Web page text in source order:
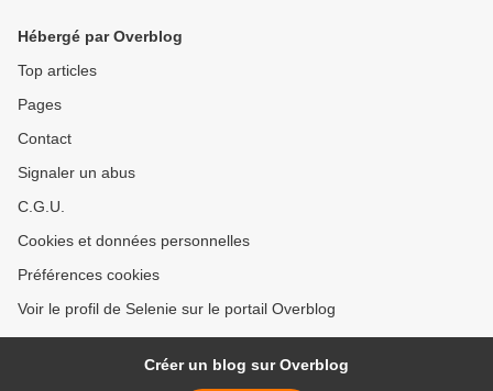
Hébergé par Overblog
Top articles
Pages
Contact
Signaler un abus
C.G.U.
Cookies et données personnelles
Préférences cookies
Voir le profil de Selenie sur le portail Overblog
Créer un blog sur Overblog